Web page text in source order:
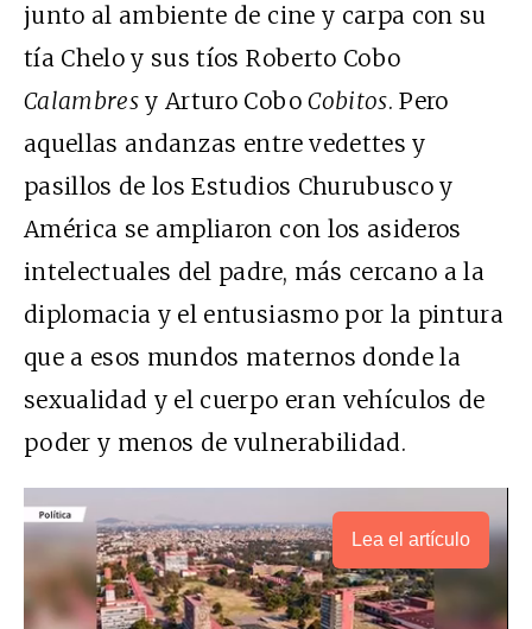
junto al ambiente de cine y carpa con su
tía Chelo y sus tíos Roberto Cobo
Calambresy Arturo CoboCobitos. Pero
aquellas andanzas entre vedettes y
pasillos de los Estudios Churubusco y
América se ampliaron con los asideros
intelectuales del padre, más cercano a la
diplomacia y el entusiasmo por la pintura
que a esos mundos maternos donde la
sexualidad y el cuerpo eran vehículos de
poder y menos de vulnerabilidad.
Lea el artículo